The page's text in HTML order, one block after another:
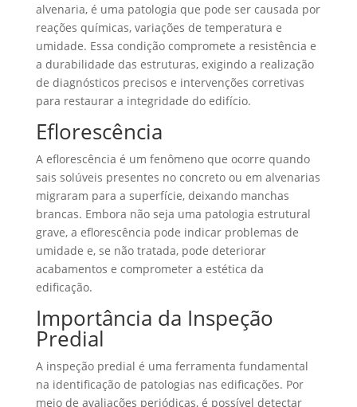
alvenaria, é uma patologia que pode ser causada por
reações químicas, variações de temperatura e
umidade. Essa condição compromete a resistência e
a durabilidade das estruturas, exigindo a realização
de diagnósticos precisos e intervenções corretivas
para restaurar a integridade do edifício.
Eflorescência
A eflorescência é um fenômeno que ocorre quando
sais solúveis presentes no concreto ou em alvenarias
migraram para a superfície, deixando manchas
brancas. Embora não seja uma patologia estrutural
grave, a eflorescência pode indicar problemas de
umidade e, se não tratada, pode deteriorar
acabamentos e comprometer a estética da
edificação.
Importância da Inspeção
Predial
A inspeção predial é uma ferramenta fundamental
na identificação de patologias nas edificações. Por
meio de avaliações periódicas, é possível detectar